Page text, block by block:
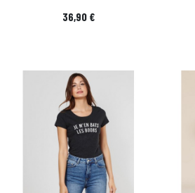
Prix
36,90 €